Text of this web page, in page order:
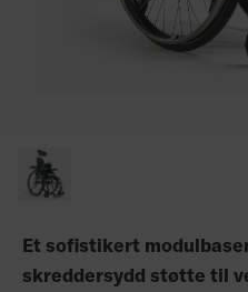
Et sofistikert
skreddersydd støtte til